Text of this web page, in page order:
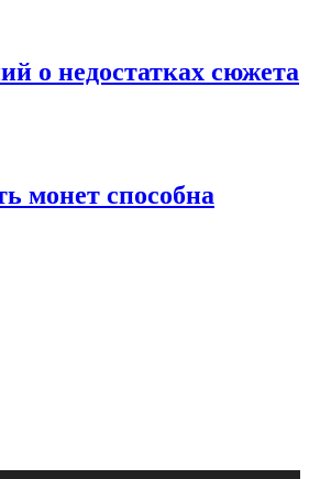
о недостатках сюжета
монет способна